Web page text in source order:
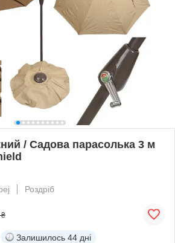
/ Садова парасолька 3 м
Роздріб
₴
Залишилось 44 дні